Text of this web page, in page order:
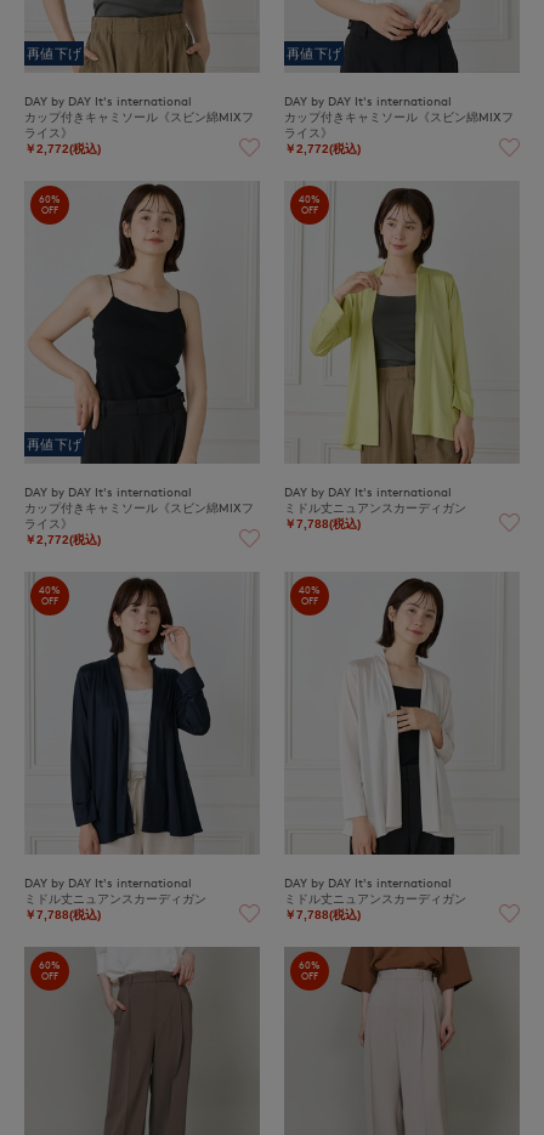
再値下げ
DAY by DAY It's international
カップ付きキャミソール《スビン綿MIXフ
ライス》
￥2,772(税込)
再値下げ
DAY by DAY It's international
カップ付きキャミソール《スビン綿MIXフ
ライス》
￥2,772(税込)
60%
OFF
再値下げ
DAY by DAY It's international
カップ付きキャミソール《スビン綿MIXフ
ライス》
￥2,772(税込)
40%
OFF
DAY by DAY It's international
ミドル丈ニュアンスカーディガン
￥7,788(税込)
40%
OFF
DAY by DAY It's international
ミドル丈ニュアンスカーディガン
￥7,788(税込)
40%
OFF
DAY by DAY It's international
ミドル丈ニュアンスカーディガン
￥7,788(税込)
60%
OFF
60%
OFF